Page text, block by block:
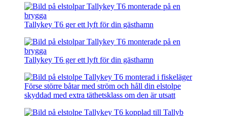
Tallykey T6 ger ett lyft för din gästhamn
Tallykey T6 ger ett lyft för din gästhamn
Förse större båtar med ström och håll din elstolpe
skyddad med extra täthetsklass om den är utsatt